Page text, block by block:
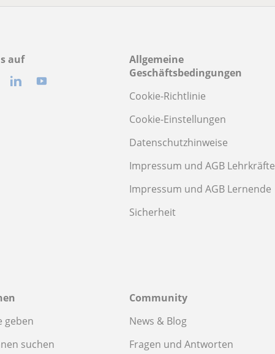
auf
Allgemeine
Geschäftsbedingungen
Cookie-Richtlinie
Cookie-Einstellungen
Datenschutzhinweise
Impressum und AGB Lehrkräfte
Impressum und AGB Lernende
Sicherheit
geben
suchen
Community
News & Blog
Fragen und Antworten